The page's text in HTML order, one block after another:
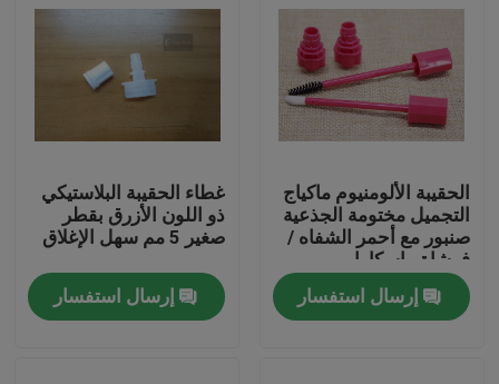
المنزل
الحقيبة الألومنيوم ماكياج
التجميل مختومة الجذعية
صنبور مع أحمر الشفاه /
فرشاة ماسكارا
إرسال استفسار
غطاء الحقيبة البلاستيكي
ذو اللون الأزرق بقطر
صغير 5 مم سهل الإغلاق
إرسال استفسار